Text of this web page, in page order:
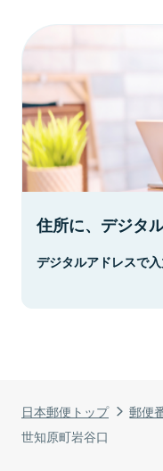
日本郵便トップ 郵便
世知原町岩谷口
住所に、デジタ
デジタルアドレスで